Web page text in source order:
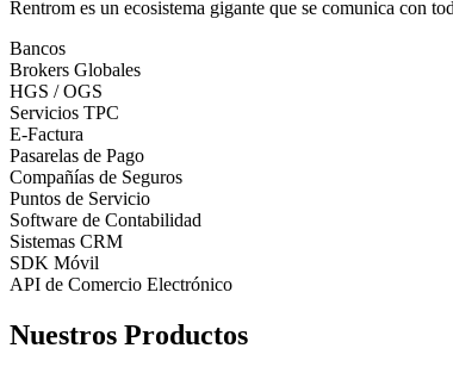
Rentrom es un ecosistema gigante que se comunica con
Bancos
Brokers Globales
HGS / OGS
Servicios TPC
E-Factura
Pasarelas de Pago
Compañías de Seguros
Puntos de Servicio
Software de Contabilidad
Sistemas CRM
SDK Móvil
API de Comercio Electrónico
Nuestros Productos